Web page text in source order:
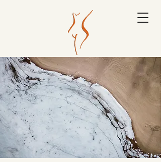
FRAUENÄRZTE
NORDKREIS OSNABRÜCK
Berufsausübungsgemeinschaft Dr. R
Doll & J. Konrad Lis